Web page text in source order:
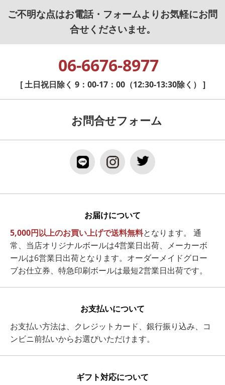
ご不明な点はお電話・フォームよりお気軽にお問
合せくださいませ。
06-6676-8977
[ 土日祝日除く 9：00-17：00（12:30-13:30除く） ]
お問合せフォーム
お届けについて
5,000円以上のお買い上げで送料無料となります。 通
常、当店オリジナルボールは4営業日出荷、メーカーボ
ールは6営業日出荷となります。オーダーメイドグロー
ブお仕立券、特急印刷ボールは最短2営業日出荷です。
お支払いについて
お支払い方法は、クレジットカード、銀行振り込み、コ
ンビニ前払いからお選びいただけます。
ギフト対応について